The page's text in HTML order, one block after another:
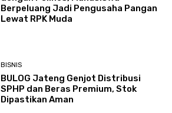
Berpeluang Jadi Pengusaha Pangan
Lewat RPK Muda
BISNIS
BULOG Jateng Genjot Distribusi
SPHP dan Beras Premium, Stok
Dipastikan Aman